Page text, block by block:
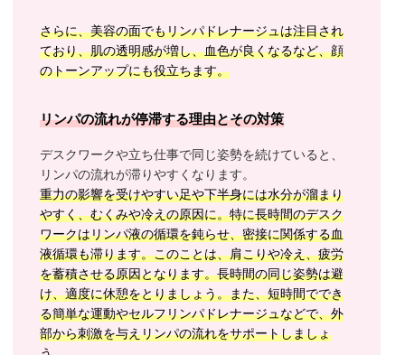
さらに、美容の面でもリンパドレナージュは注目され
ており、肌の透明感が増し、血色が良くなるなど、顔
のトーンアップにも役立ちます。
リンパの流れが停滞する理由とその対策
デスクワークや立ち仕事で同じ姿勢を続けていると、
リンパの流れが滞りやすくなります。
重力の影響を受けやすい足や下半身には水分が溜まり
やすく、むくみや冷えの原因に。特に長時間のデスク
ワークはリンパ液の循環を鈍らせ、密接に関係する血
液循環も滞ります。このことは、肩こりや冷え、疲労
を蓄積させる原因となります。長時間の同じ姿勢は避
け、適度に休憩をとりましょう。また、短時間ででき
る簡単な運動やセルフリンパドレナージュなどで、外
部から刺激を与えリンパの流れをサポートしましょ